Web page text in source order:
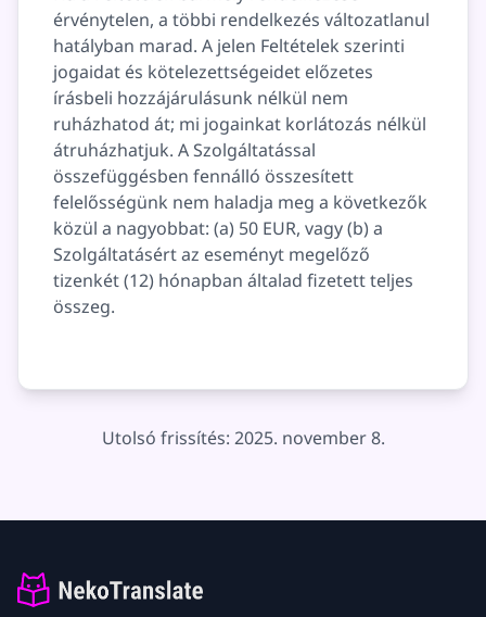
érvénytelen, a többi rendelkezés változatlanul
hatályban marad. A jelen Feltételek szerinti
jogaidat és kötelezettségeidet előzetes
írásbeli hozzájárulásunk nélkül nem
ruházhatod át; mi jogainkat korlátozás nélkül
átruházhatjuk. A Szolgáltatással
összefüggésben fennálló összesített
felelősségünk nem haladja meg a következők
közül a nagyobbat: (a) 50 EUR, vagy (b) a
Szolgáltatásért az eseményt megelőző
tizenkét (12) hónapban általad fizetett teljes
összeg.
Utolsó frissítés: 2025. november 8.